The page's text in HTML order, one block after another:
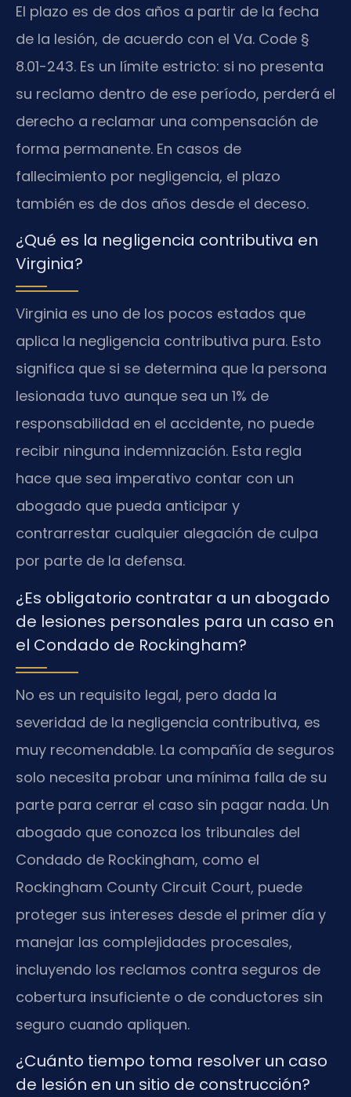
El plazo es de dos años a partir de la fecha
de la lesión, de acuerdo con el Va. Code §
8.01-243. Es un límite estricto: si no presenta
su reclamo dentro de ese período, perderá el
derecho a reclamar una compensación de
forma permanente. En casos de
fallecimiento por negligencia, el plazo
también es de dos años desde el deceso.
¿Qué es la negligencia contributiva en
Virginia?
Virginia es uno de los pocos estados que
aplica la negligencia contributiva pura. Esto
significa que si se determina que la persona
lesionada tuvo aunque sea un 1% de
responsabilidad en el accidente, no puede
recibir ninguna indemnización. Esta regla
hace que sea imperativo contar con un
abogado que pueda anticipar y
contrarrestar cualquier alegación de culpa
por parte de la defensa.
¿Es obligatorio contratar a un abogado
de lesiones personales para un caso en
el Condado de Rockingham?
No es un requisito legal, pero dada la
severidad de la negligencia contributiva, es
muy recomendable. La compañía de seguros
solo necesita probar una mínima falla de su
parte para cerrar el caso sin pagar nada. Un
abogado que conozca los tribunales del
Condado de Rockingham, como el
Rockingham County Circuit Court, puede
proteger sus intereses desde el primer día y
manejar las complejidades procesales,
incluyendo los reclamos contra seguros de
cobertura insuficiente o de conductores sin
seguro cuando apliquen.
¿Cuánto tiempo toma resolver un caso
de lesión en un sitio de construcción?